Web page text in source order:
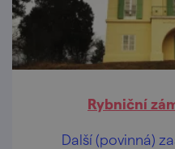
Rybniční
Další (povinná)